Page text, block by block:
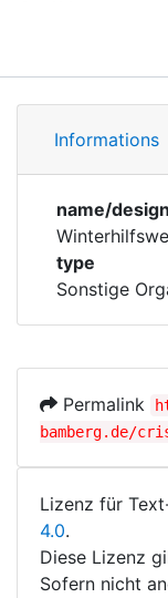
Corporations
registry
Informations
name/
type
Sonstige
Permalink
bamberg.de/
Lizenz für
4.0.
Diese Lizenz
Sofern nicht